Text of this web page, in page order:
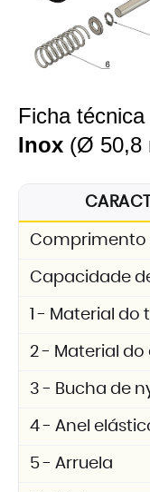
Ficha técnica
Inox (Ø 50,8
Comprimento
Capacidade
1 - Material
2 - Material
3 - Bucha de
4 - Anel
5 - Arruela